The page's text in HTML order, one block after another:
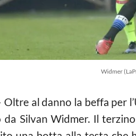
Widmer
al danno la beffa per
Silvan Widmer. Il